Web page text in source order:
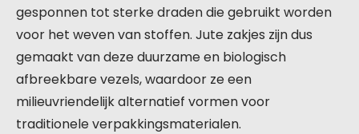
gesponnen tot sterke draden die gebruikt worden
voor het weven van stoffen. Jute zakjes zijn dus
gemaakt van deze duurzame en biologisch
afbreekbare vezels, waardoor ze een
milieuvriendelijk alternatief vormen voor
traditionele verpakkingsmaterialen.